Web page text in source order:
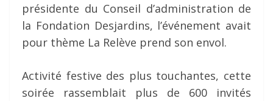
présidente du Conseil d’administration de
la Fondation Desjardins, l’événement avait
pour thème La Relève prend son envol.
Activité festive des plus touchantes, cette
soirée rassemblait plus de 600 invités